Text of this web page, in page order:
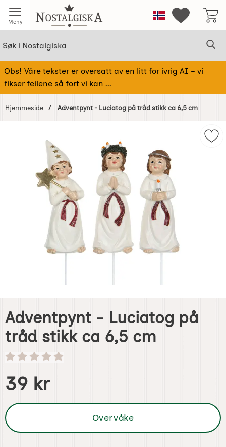
Meny Startsiden for NostalgiskaNorge Mine
Obs! Våre tekster er oversatt av en litt for ivrig AI – vi
fikser feilene så fort vi kan ...
Hjemmeside Adventpynt - Luciatog på tråd stikk ca 6,5 cm
Adventpynt - Luciatog på
tråd stikk ca 6,5 cm
Handle dette produktet, Adventpynt - Luciatog på tråd
pris
39 kr
Overvåke